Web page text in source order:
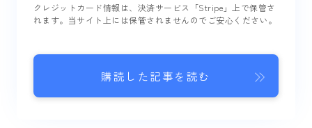
クレジットカード情報は、決済サービス「Stripe」上で保管さ
れます。当サイト上には保管されませんのでご安心ください。
購読した記事を読む